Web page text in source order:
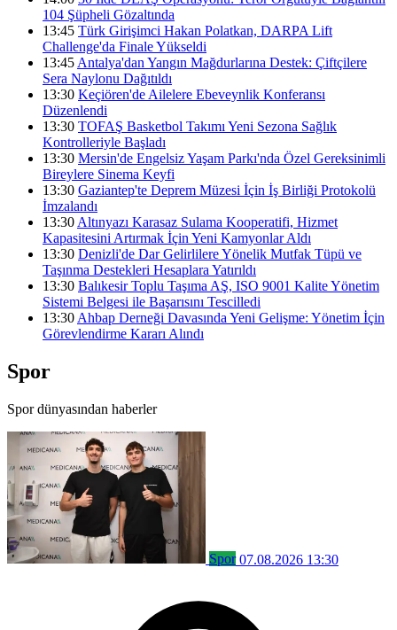
104 Şüpheli Gözaltında
13:45 Türk Girişimci Hakan Polatkan, DARPA Lift
Challenge'da Finale Yükseldi
13:45 Antalya'dan Yangın Mağdurlarına Destek: Çiftçilere
Sera Naylonu Dağıtıldı
13:30 Keçiören'de Ailelere Ebeveynlik Konferansı
Düzenlendi
13:30 TOFAŞ Basketbol Takımı Yeni Sezona Sağlık
Kontrolleriyle Başladı
13:30 Mersin'de Engelsiz Yaşam Parkı'nda Özel Gereksinimli
Bireylere Sinema Keyfi
13:30 Gaziantep'te Deprem Müzesi İçin İş Birliği Protokolü
İmzalandı
13:30 Altınyazı Karasaz Sulama Kooperatifi, Hizmet
Kapasitesini Artırmak İçin Yeni Kamyonlar Aldı
13:30 Denizli'de Dar Gelirlilere Yönelik Mutfak Tüpü ve
Taşınma Destekleri Hesaplara Yatırıldı
13:30 Balıkesir Toplu Taşıma AŞ, ISO 9001 Kalite Yönetim
Sistemi Belgesi ile Başarısını Tescilledi
13:30 Ahbap Derneği Davasında Yeni Gelişme: Yönetim İçin
Görevlendirme Kararı Alındı
Spor
Spor dünyasından haberler
Spor 07.08.2026 13:30